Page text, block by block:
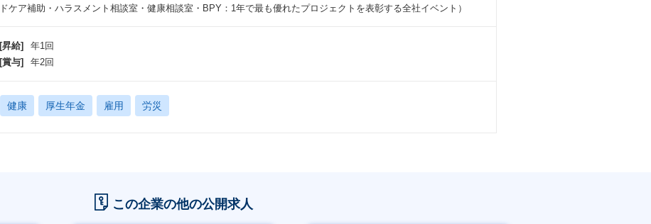
ドケア補助・ハラスメント相談室・健康相談室・BPY：1年で最も優れたプロジェクトを表彰する全社イベント）
[昇給]
年1回
[賞与]
年2回
健康 厚生年金 雇用 労災
この企業の他の公開求人